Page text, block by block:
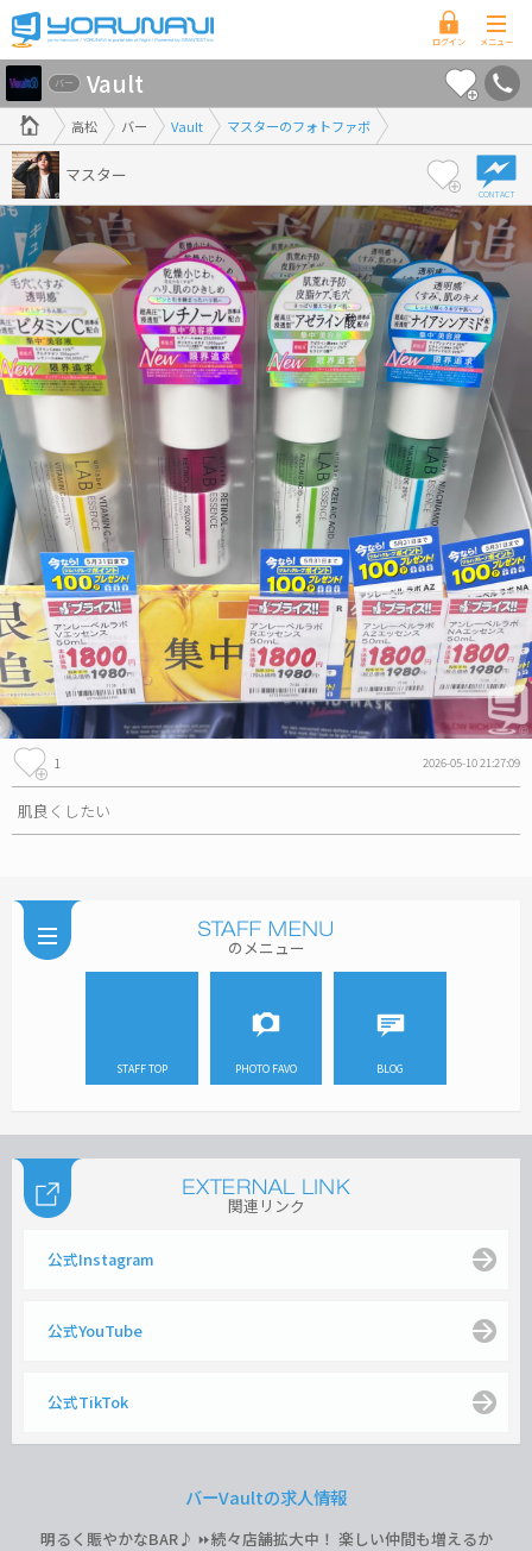
香
川
県
版
高松 バー Vault マスターのフォトファボ
バー Vault
マスター
1 2026-05-10 21:27:09
肌良くしたい
のメニュー
STAFF TOP PHOTO FAVO BLOG
関連リンク
公式Instagram
公式YouTube
公式TikTok
バーVaultの求人情報
明るく賑やかなBAR♪ ⏩続々店舗拡大中！ 楽しい仲間も増えるか